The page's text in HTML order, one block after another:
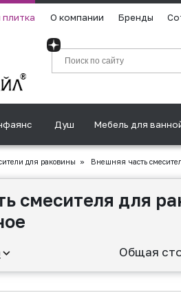
плитка О компании Бренды
Душ Мебель для
для раковины » Внешняя часть
смесителя для
Общая